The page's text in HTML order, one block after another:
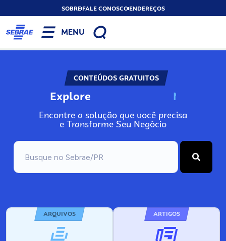
SOBREFALE CONOSCOENDEREÇOS
MENU
CONTEÚDOS GRATUITOS
Explore N
Encontre a solução que você precisa
e Transforme Seu Negócio
ARQUIVOS ARTIGOS